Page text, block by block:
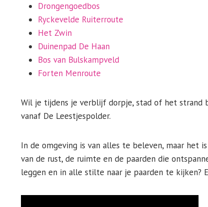
Drongengoedbos
Ryckevelde Ruiterroute
Het Zwin
Duinenpad De Haan
Bos van Bulskampveld
Forten Menroute
Wil je tijdens je verblijf dorpje, stad of het strand
vanaf De Leestjespolder.
In de omgeving is van alles te beleven, maar
van de rust, de ruimte en de paarden die
leggen en in alle stilte naar je paarden te kijken?